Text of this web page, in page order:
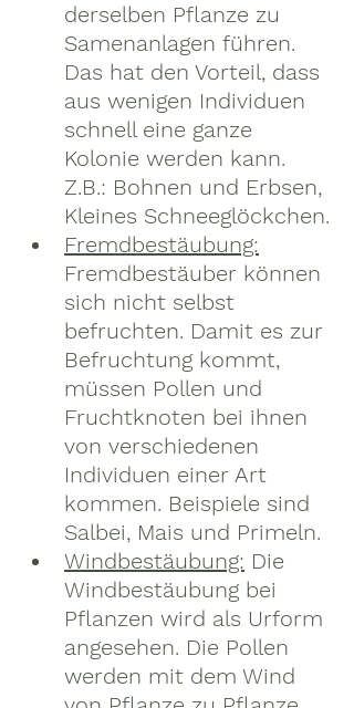
derselben Pflanze zu
Samenanlagen führen.
Das hat den Vorteil, dass
aus wenigen Individuen
schnell eine ganze
Kolonie werden kann.
Z.B.: Bohnen und Erbsen,
Kleines Schneeglöckchen.
Fremdbestäubung:
Fremdbestäuber können
sich nicht selbst
befruchten. Damit es zur
Befruchtung kommt,
müssen Pollen und
Fruchtknoten bei ihnen
von verschiedenen
Individuen einer Art
kommen. Beispiele sind
Salbei, Mais und Primeln.
Windbestäubung: Die
Windbestäubung bei
Pflanzen wird als Urform
angesehen. Die Pollen
werden mit dem Wind